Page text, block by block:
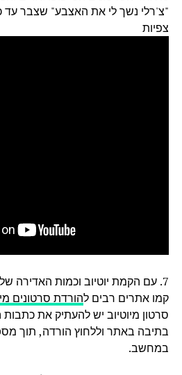
צפיות
7. עם הקמת יוטיוב וכמות האדירה
קמו אתרים רבים להורדת סרטונים
סרטון מיוטיוב יש להעתיק את
בתיבה באתר וללחוץ הורדה, תוך
במחשב.